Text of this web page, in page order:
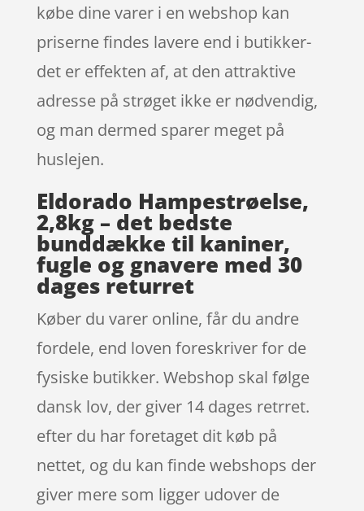
købe dine varer i en webshop kan
priserne findes lavere end i butikker-
det er effekten af, at den attraktive
adresse på strøget ikke er nødvendig,
og man dermed sparer meget på
huslejen.
Eldorado Hampestrøelse,
2,8kg – det bedste
bunddække til kaniner,
fugle og gnavere med 30
dages returret
Køber du varer online, får du andre
fordele, end loven foreskriver for de
fysiske butikker. Webshop skal følge
dansk lov, der giver 14 dages retrret.
efter du har foretaget dit køb på
nettet, og du kan finde webshops der
giver mere som ligger udover de